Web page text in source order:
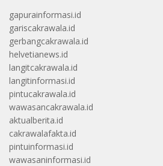
gapurainformasi.id
gariscakrawala.id
gerbangcakrawala.id
helvetianews.id
langitcakrawala.id
langitinformasi.id
pintucakrawala.id
wawasancakrawala.id
aktualberita.id
cakrawalafakta.id
pintuinformasi.id
wawasaninformasi.id